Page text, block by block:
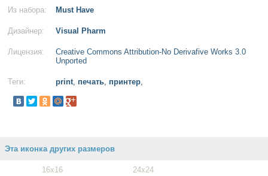
Из набора: Must Have
Дизайнер: Visual Pharm
Лицензия:
Creative Commons Attribution-No Derivafive Works 3.0
Unported
Теги: print, печать, принтер,
Эта иконка других размеров
16x16 24x24